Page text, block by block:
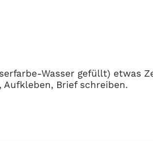
Wasser gefüllt) etwas
Brief schreiben.